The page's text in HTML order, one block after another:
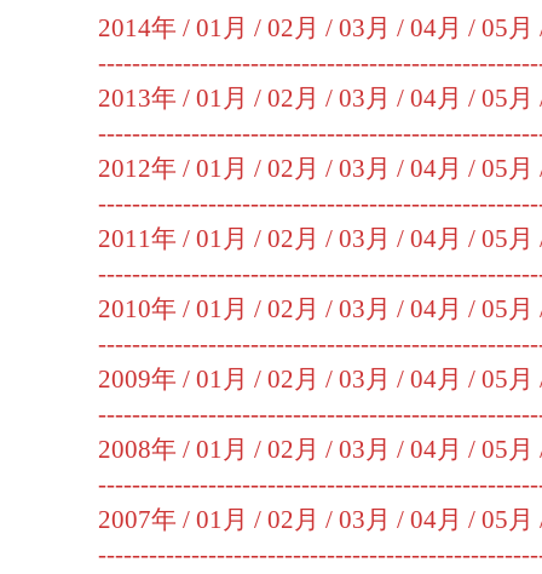
2014年 / 01月 / 02月 / 03月 / 04月 / 05月
2013年 / 01月 / 02月 / 03月 / 04月 / 05月
2012年 / 01月 / 02月 / 03月 / 04月 / 05月
2011年 / 01月 / 02月 / 03月 / 04月 / 05月
2010年 / 01月 / 02月 / 03月 / 04月 / 05月
2009年 / 01月 / 02月 / 03月 / 04月 / 05月
2008年 / 01月 / 02月 / 03月 / 04月 / 05月
2007年 / 01月 / 02月 / 03月 / 04月 / 05月